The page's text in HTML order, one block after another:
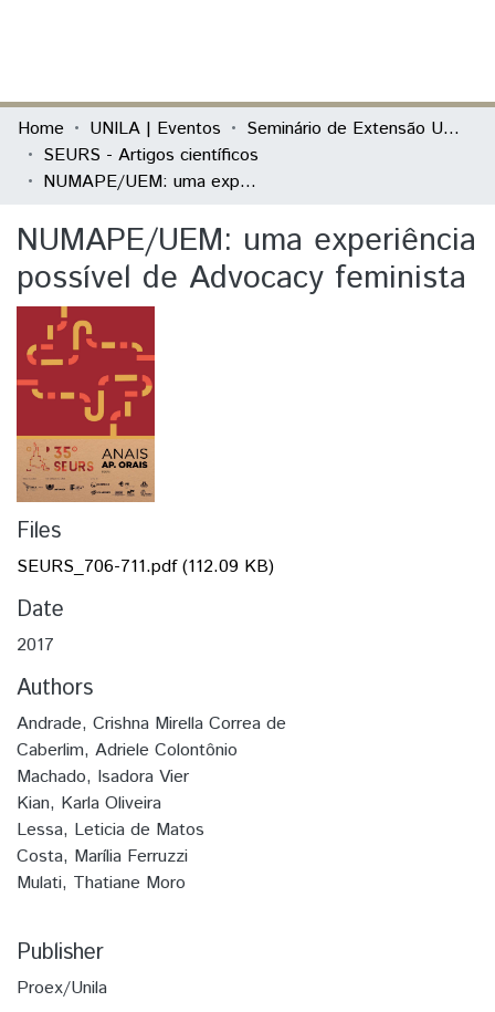
Communities & Collections
All of DSpace
Home UNILA | Eventos
Seminário de Extensão Universitária da Região Sul (SEURS)
SEURS - Artigos científicos
NUMAPE/UEM: uma experiência possível de Advocacy feminista
NUMAPE/UEM: uma experiência
possível de Advocacy feminista
Files
SEURS_706-711.pdf(112.09 KB)
Date
2017
Authors
Andrade, Crishna Mirella Correa de
Caberlim, Adriele Colontônio
Machado, Isadora Vier
Kian, Karla Oliveira
Lessa, Leticia de Matos
Costa, Marília Ferruzzi
Mulati, Thatiane Moro
Publisher
Proex/Unila